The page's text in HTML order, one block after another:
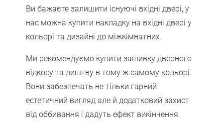
Ви бажаєте залишити існуючі вхідні двері, у
нас можна купити накладку на вхідні двері у
кольорі та дизайні до міжкімнатних.
Ми рекомендуємо купити зашивку дверного
відкосу та лиштву в тому ж самому кольорі.
Вони забезпечать не тільки гарний
естетичний вигляд але й додатковий захист
від оббивання і дадуть ефект викінчення.